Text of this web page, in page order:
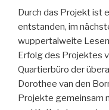
Durch das Projekt ist
entstanden, im
wuppertalweite
Erfolg des Projektes
Quartierbüro der
Dorothee van den
Projekte gemeinsam